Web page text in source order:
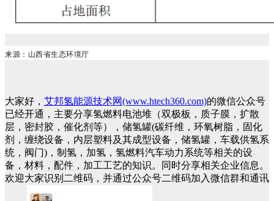
来源：山西省生态环境厅
大家好， 艾邦氢能源技术网(www.htech360.com)的微信公众号
已经开通，主要分享氢燃料电池堆（双极板，质子膜，扩散
层，密封胶，催化剂等），储氢罐(碳纤维，环氧树脂，固化
剂，缠绕设备，内层塑料及其成型设备，储氢罐，车载供氢系
统，阀门)，制氢，加氢，氢燃料汽车动力系统等相关的设
备，材料，配件，加工工艺的知识。同时分享相关企业信息。
欢迎大家识别二维码，并通过公众号二维码加入微信群和通讯